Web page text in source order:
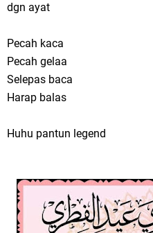
dgn ayat
Pecah kaca
Pecah gelaa
Selepas baca
Harap balas
Huhu pantun legend